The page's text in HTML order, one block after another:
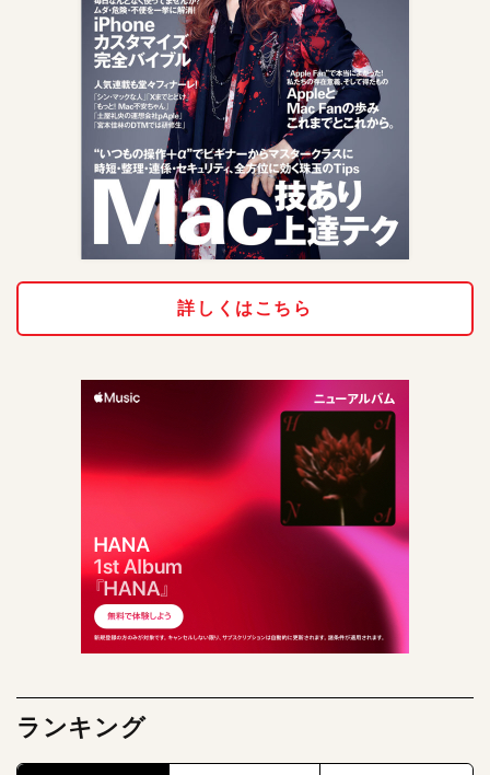
詳しくはこちら
ランキング